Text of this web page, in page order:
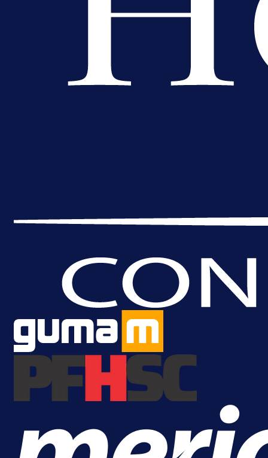
A Selekcija
Brat Kerima Alajbegovića pozvan
reprezentaciju Njemačke!
1 dan 16 h
Više vijesti